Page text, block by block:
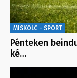
MISKOLC - SPORT
Pénteken
ké…